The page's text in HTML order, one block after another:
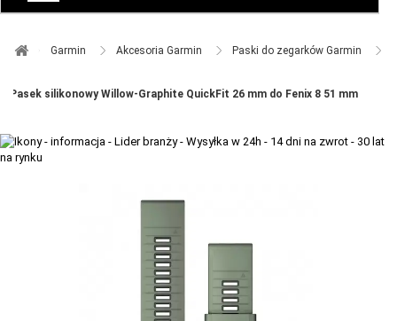
ZEGARKI DLA DZIECI GARMIN
+
TACX
ELITE
Garmin ​ Akcesoria Garmin ​ Paski do zegarków Garmin ​
Pasek silikonowy Willow-Graphite QuickFit 26 mm do Fenix 8 51 mm